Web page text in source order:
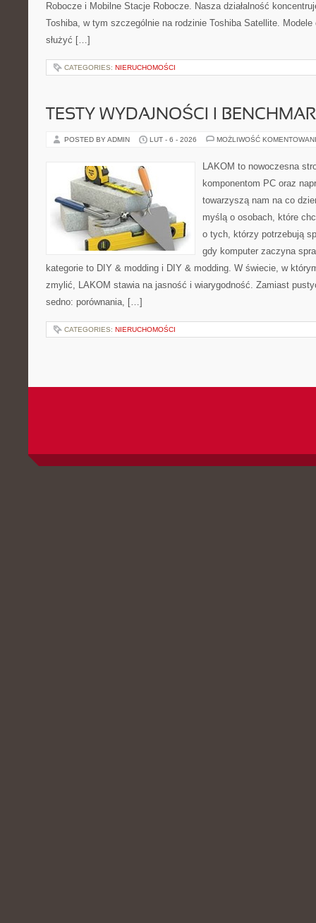
Robocze i Mobilne Stacje Robocze. Nasza działalność
Toshiba, w tym szczególnie na rodzinie Toshiba Satellite.
służyć […]
CATEGORIES: NIERUCHOMOŚCI
TESTY WYDAJNOŚCI I
POSTED BY ADMIN LUT - 6 - 2026 MOŻLIWOŚĆ
LAKOM to nowoczesna
komponentom PC oraz
towarzyszą nam na co
myślą o osobach, które
o tych, którzy potrzebują
gdy komputer zaczyna
kategorie to DIY & modding i DIY & modding. W świecie, w
zmylić, LAKOM stawia na jasność i wiarygodność. Zamiast
sedno: porównania, […]
CATEGORIES: NIERUCHOMOŚCI